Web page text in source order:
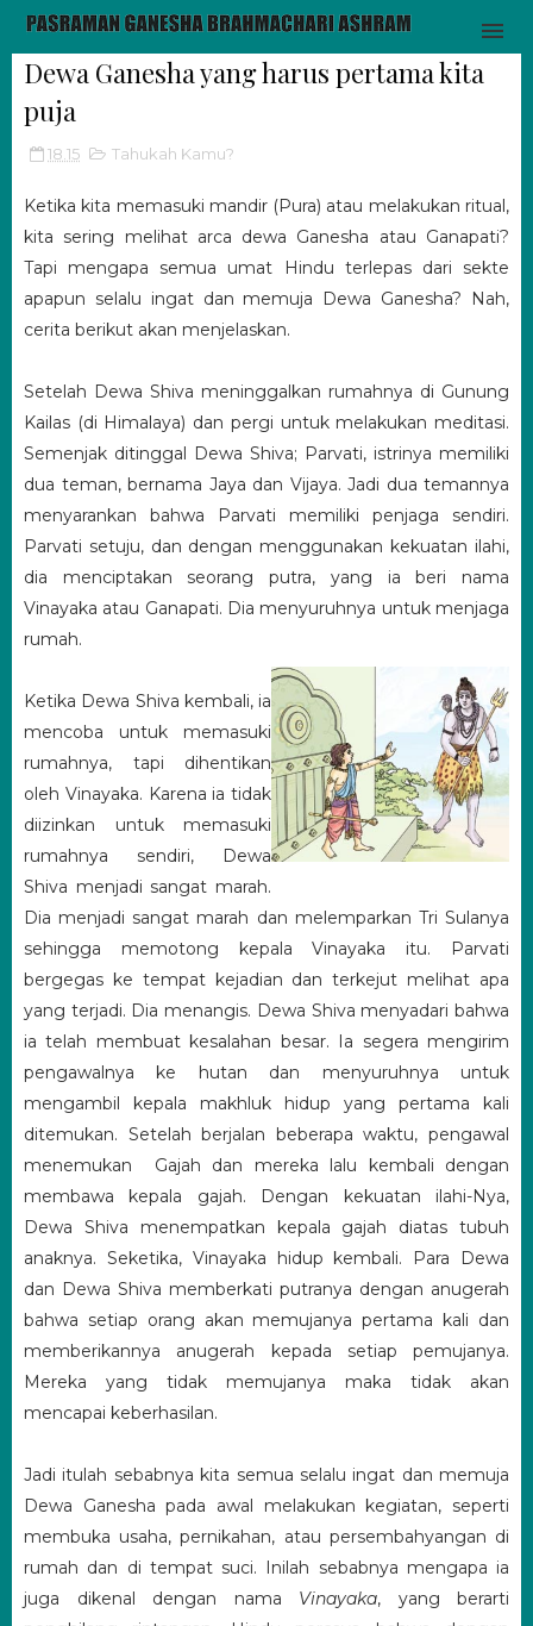
Dewa Ganesha yang harus pertama kita
puja
18.15 Tahukah Kamu?
Ketika kita memasuki mandir (Pura) atau melakukan ritual,
kita sering melihat arca dewa Ganesha atau Ganapati?
Tapi mengapa semua umat Hindu terlepas dari sekte
apapun selalu ingat dan memuja Dewa Ganesha? Nah,
cerita berikut akan menjelaskan.
Setelah Dewa Shiva meninggalkan rumahnya di Gunung
Kailas (di Himalaya) dan pergi untuk melakukan meditasi.
Semenjak ditinggal Dewa Shiva; Parvati, istrinya memiliki
dua teman, bernama Jaya dan Vijaya. Jadi dua temannya
menyarankan bahwa Parvati memiliki penjaga sendiri.
Parvati setuju, dan dengan menggunakan kekuatan ilahi,
dia menciptakan seorang putra, yang ia beri nama
Vinayaka atau Ganapati. Dia menyuruhnya untuk menjaga
rumah.
Ketika Dewa Shiva kembali, ia
mencoba untuk memasuki
rumahnya, tapi dihentikan
oleh Vinayaka. Karena ia tidak
diizinkan untuk memasuki
rumahnya sendiri, Dewa
Shiva menjadi sangat marah.
Dia menjadi sangat marah dan melemparkan Tri Sulanya
sehingga memotong kepala Vinayaka itu. Parvati
bergegas ke tempat kejadian dan terkejut melihat apa
yang terjadi. Dia menangis. Dewa Shiva menyadari bahwa
ia telah membuat kesalahan besar. Ia segera mengirim
pengawalnya ke hutan dan menyuruhnya untuk
mengambil kepala makhluk hidup yang pertama kali
ditemukan. Setelah berjalan beberapa waktu, pengawal
menemukan Gajah dan mereka lalu kembali dengan
membawa kepala gajah. Dengan kekuatan ilahi-Nya,
Dewa Shiva menempatkan kepala gajah diatas tubuh
anaknya. Seketika, Vinayaka hidup kembali. Para Dewa
dan Dewa Shiva memberkati putranya dengan anugerah
bahwa setiap orang akan memujanya pertama kali dan
memberikannya anugerah kepada setiap pemujanya.
Mereka yang tidak memujanya maka tidak akan
mencapai keberhasilan.
Jadi itulah sebabnya kita semua selalu ingat dan memuja
Dewa Ganesha pada awal melakukan kegiatan, seperti
membuka usaha, pernikahan, atau persembahyangan di
rumah dan di tempat suci. Inilah sebabnya mengapa ia
juga dikenal dengan nama Vinayaka, yang berarti